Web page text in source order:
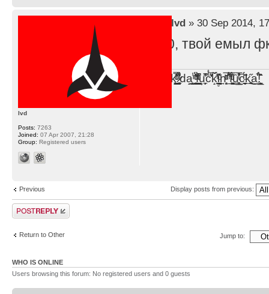
lvd» 30 Sep 2014,
Фк0, твой емыл
F̞͖̭̿̔ͯu̐̅cͬ̑ͩk̨̤̳͇̮̭̪̠̽̿̓̆ͭͩ ̷̩̰͎̩͓̘̾̀ͬ̊ͭ͛ͅda̝̺͙̬͎̝̾͟ ̰̜̝̯͉̯̖̓̎́ͨ̽ͫ͟f̟͇̭̀ͬͨͭ̐̚u̹̼̹̗̞͑̔͂͐̚cͭ̅̊̆̒̆ǩ̝̩̯́ͥ̔̍̑ḭ͓͍̳̬ͦ̽͂n͍͎͈̈̅ͩͬ ̊ͫ̂̾̑̈́f̲͚͉͓͗̋́ͧͦ̅ȗ͇̲̻͈̲̅̎͗͒ͭ͡c̬̟̠̹̯̈́ͩ͘ͅk̫̠̻̋͜a̲͒̾̇!͙͕̺͉̗̩̲̂̏̄̀
lvd
Posts: 7263
Joined: 07 Apr 2007, 21:28
Group: Registered users
Previous Display posts from previous:
Post a reply
Return to Other Jump to:
WHO IS ONLINE
Users browsing this forum: No registered users and 0 guests